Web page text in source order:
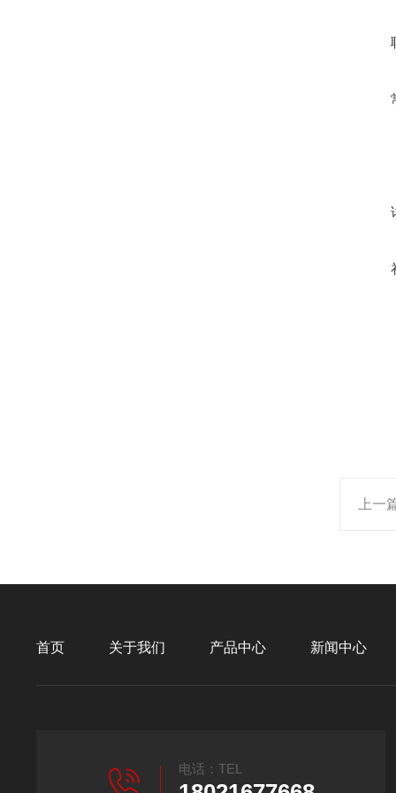
上一
首页 关于我们 产品中心 新闻中心
电话：TEL